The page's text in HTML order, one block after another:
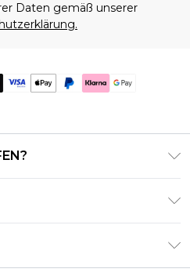
Daten gemäß unserer
& zurücksenden
Aktualisiert Juni 2026